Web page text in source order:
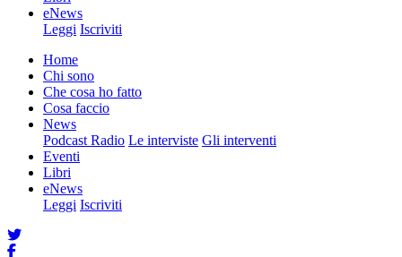
eNews
Leggi Iscriviti
Home
Chi sono
Che cosa ho fatto
Cosa faccio
News
Podcast Radio Le interviste Gli interventi
Eventi
Libri
eNews
Leggi Iscriviti